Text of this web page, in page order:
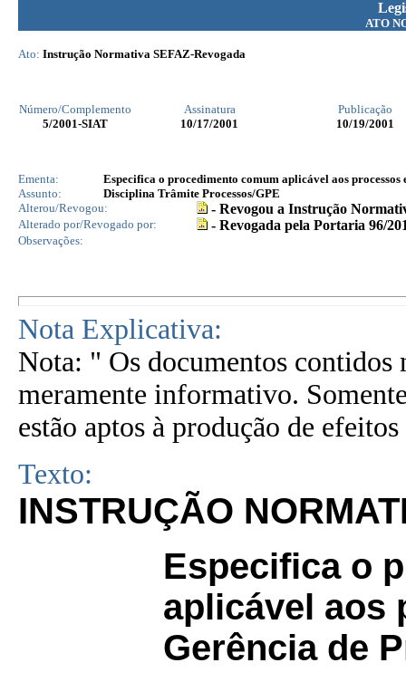
ATO
Ato: Instrução Normativa SEFAZ-Revogada
Número/Complemento Assinatura
Publicação
5/2001-SIAT 10/17/2001 10/19/2001
Ementa:
Especifica o procedimento comum aplicável aos
Assunto:
Disciplina Trâmite Processos/GPE
Alterou/Revogou:
- Revogou a Instrução
Alterado por/Revogado por: - Revogada pela Portaria 96/
Observações:
Nota Explicativa:
Nota: " Os documentos contidos
meramente informativo.
estão aptos à produção de
Texto:
INSTRUÇÃO
Especifica o
aplicável aos
Gerência de